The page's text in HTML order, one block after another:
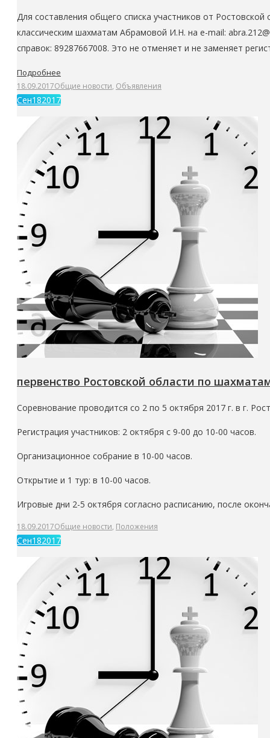
Для составления общего списка участников от
классическим шахматам Абрамовой И.Н. на e-mail:
справок: 89287667008. Это не отменяет и не заменяет
Подробнее
18.09.2017Общие новости, Объявления
Сен182017
первенство Ростовской области по
Соревнование проводится со 2 по 5 октября 2017 г. в г.
Регистрация участников: 2 октября с 9-00 до 10-00 часов.
Организационное собрание в 10-00 часов.
Открытие и 1 тур: в 10-00 часов.
Игровые дни 2-5 октября согласно расписанию, после
18.09.2017Общие новости, Положения
Сен182017